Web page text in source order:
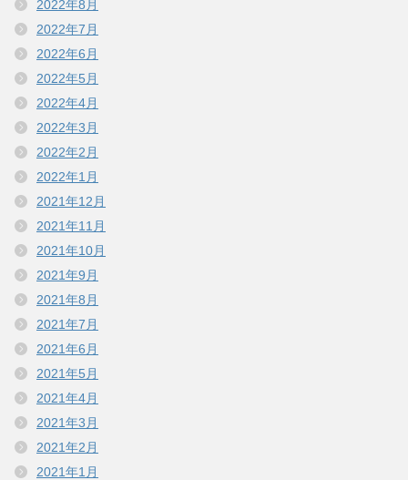
2022年8月
2022年7月
2022年6月
2022年5月
2022年4月
2022年3月
2022年2月
2022年1月
2021年12月
2021年11月
2021年10月
2021年9月
2021年8月
2021年7月
2021年6月
2021年5月
2021年4月
2021年3月
2021年2月
2021年1月